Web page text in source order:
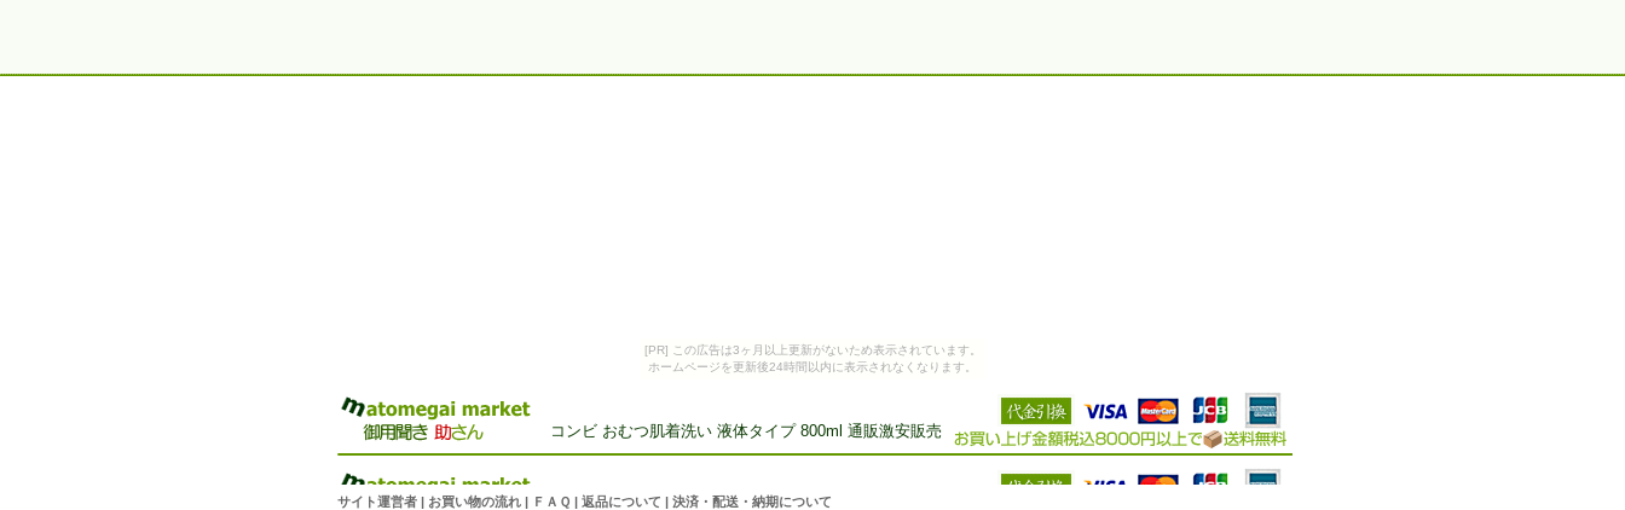
[PR] この広告は3ヶ月以上更新がないため表示されています。
ホームページを更新後24時間以内に表示されなくなります。
コンビ おむつ肌着洗い 液体タイプ 800ml 通販激安販売
サイト運営者| お買い物の流れ| ＦＡＱ | 返品について | 決済・配送・納期について